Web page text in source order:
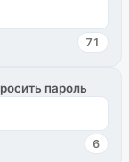
71
пароль
6